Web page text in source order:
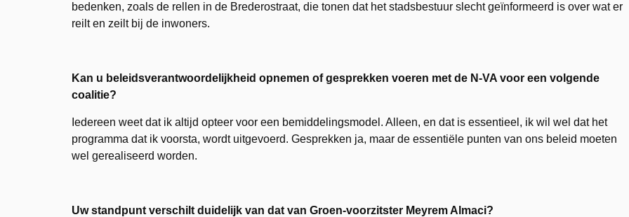
bedenken, zoals de rellen in de Brederostraat, die tonen dat het stadsbestuur slecht geïnformeerd is over wat er
reilt en zeilt bij de inwoners.
Kan u beleidsverantwoordelijkheid opnemen of gesprekken voeren met de N-VA voor een volgende
coalitie?
Iedereen weet dat ik altijd opteer voor een bemiddelingsmodel. Alleen, en dat is essentieel, ik wil wel dat het
programma dat ik voorsta, wordt uitgevoerd. Gesprekken ja, maar de essentiële punten van ons beleid moeten
wel gerealiseerd worden.
Uw standpunt verschilt duidelijk van dat van Groen-voorzitster Meyrem Almaci?